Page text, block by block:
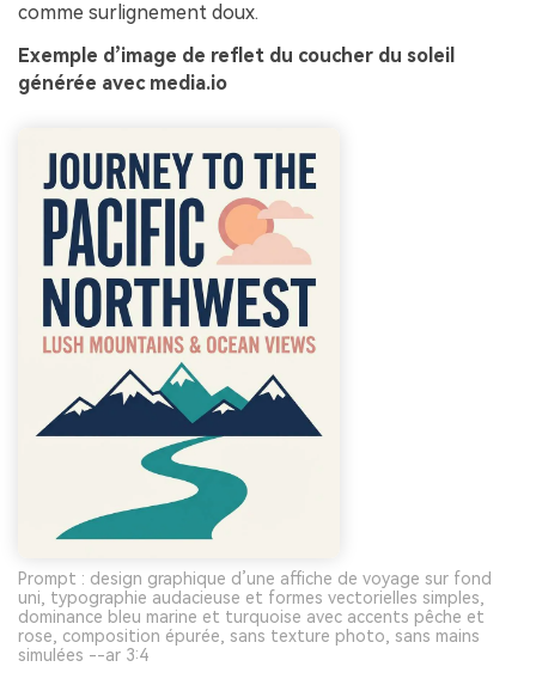
comme surlignement doux.
Exemple d’image de reflet du coucher du soleil
générée avec media.io
Prompt : design graphique d’une affiche de voyage sur fond
uni, typographie audacieuse et formes vectorielles simples,
dominance bleu marine et turquoise avec accents pêche et
rose, composition épurée, sans texture photo, sans mains
simulées --ar 3:4